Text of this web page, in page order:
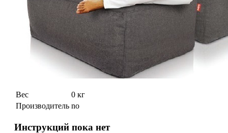
Вес
0 кг
Производитель no
Инструкций пока нет